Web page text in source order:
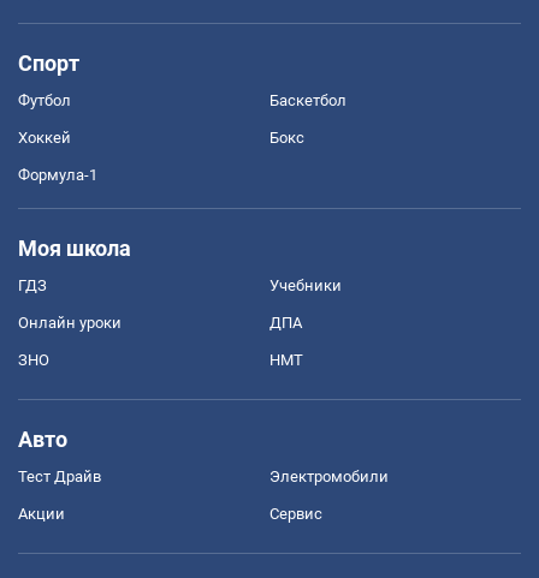
Спорт
Футбол Баскетбол
Хоккей Бокс
Формула-1
Моя школа
ГДЗ Учебники
Онлайн уроки ДПА
ЗНО НМТ
Авто
Тест Драйв Электромобили
Акции Сервис